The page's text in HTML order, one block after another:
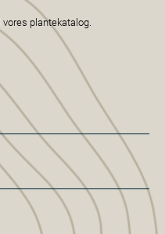
plantekatalog.